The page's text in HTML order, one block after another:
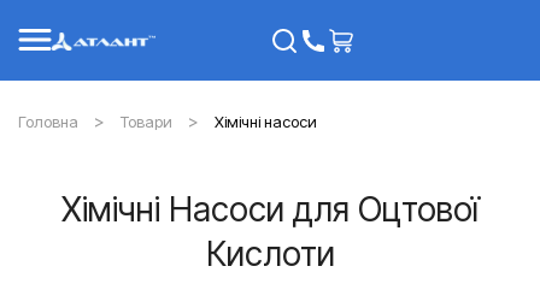
Головна Товари Хімічні насоси
Хімічні Насоси для Оцтової
Кислоти